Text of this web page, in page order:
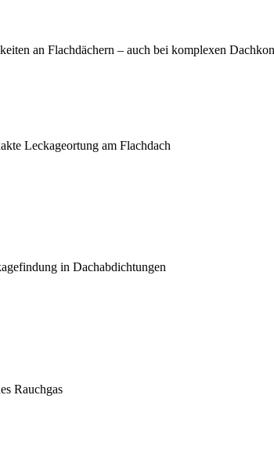
an Flachdächern – auch bei komplexen
Leckageortung am Flachdach
in Dachabdichtungen
Rauchgas